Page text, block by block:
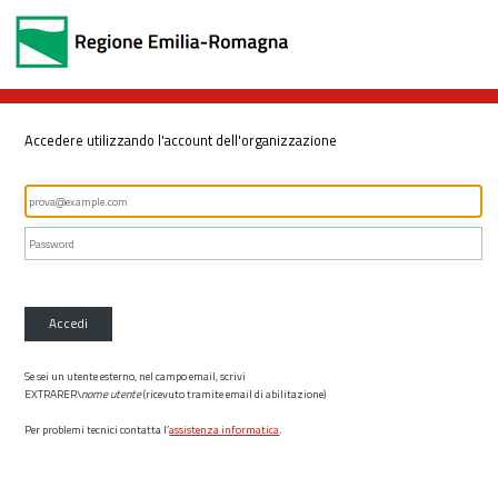
Accedere utilizzando l'account dell'organizzazione
Accedi
Se sei un utente esterno, nel campo email, scrivi
EXTRARER\nome utente(ricevuto tramite email di abilitazione)
Per problemi tecnici contatta l’assistenza informatica.